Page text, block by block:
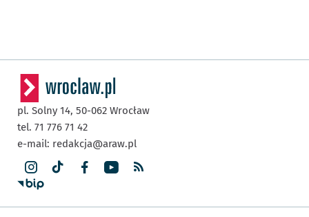
pl. Solny 14, 50-062 Wrocław
tel. 71 776 71 42
e-mail: redakcja@araw.pl